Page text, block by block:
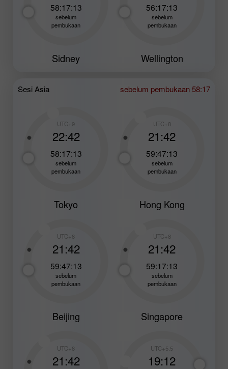
58:17:11
sebelum
pembukaan
Sidney
56:17:11
sebelum
pembukaan
Wellington
Sesi Asia sebelum pembukaan 58:17
UTC+9
22:42
58:17:11
sebelum
pembukaan
Tokyo
UTC+8
21:42
59:47:11
sebelum
pembukaan
Hong Kong
UTC+8
21:42
59:47:11
sebelum
pembukaan
Beijing
UTC+8
21:42
59:17:11
sebelum
pembukaan
Singapore
UTC+8
21:42
UTC+5.5
19:12